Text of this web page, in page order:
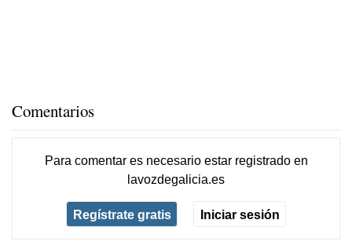
Comentarios
Para comentar es necesario estar registradoen
lavozdegalicia.es
Regístrate gratis Iniciar sesión